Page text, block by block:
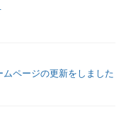
ページの更新をしました